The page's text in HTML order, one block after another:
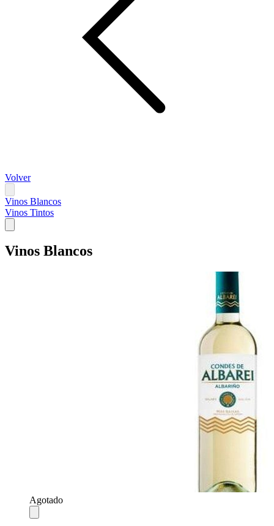
Volver
Vinos Blancos
Vinos Tintos
Vinos Blancos
Agotado